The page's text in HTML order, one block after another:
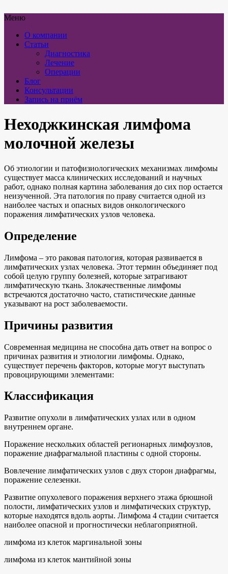
Меню
О компании
Статьи
Диагностика
Лечение
Операции
Блог
Консультации
Запись на приём
Неходжкинская лимфома
молочной железы
Об этиологии и патофизиологических механизмах лимфомы
существует масса клинических исследований и научных
работ, однако полная картина заболевания до сих пор остается
неизученной. Эта патология по праву считается одной из
наиболее частых и опасных видов онкологического
поражения лимфатических узлов человека.
Определение
Лимфома – это раковая патология, которая развивается в
лимфатических узлах человека. Этот термин объединяет под
собой целую группу болезней, которые затрагивают
лимфатическую ткань. Злокачественные лимфомы
встречаются достаточно часто, статистические данные
указывают на рост заболеваемости.
Причины развития
Современная медицина не способна дать ответ на вопрос о
причинах развития и этиологии лимфомы. Однако,
существует перечень факторов, которые могут выступать
провоцирующими элементами:
Классификация
Развитие опухоли в лимфатических узлах или в одном
внутреннем органе.
Поражение нескольких областей регионарных лимфоузлов,
поражение диафрагмальной пластины с одной стороны.
Вовлечение лимфатических узлов с двух сторон диафрагмы,
поражение селезенки.
Развитие опухолевого поражения верхнего этажа брюшной
полости, лимфатических узлов и лимфатических структур,
которые находятся вдоль аорты. Лимфома 4 стадии считается
наиболее опасной и прогностически неблагоприятной.
лимфома из клеток маргинальной зоны
лимфома из клеток мантийной зоны